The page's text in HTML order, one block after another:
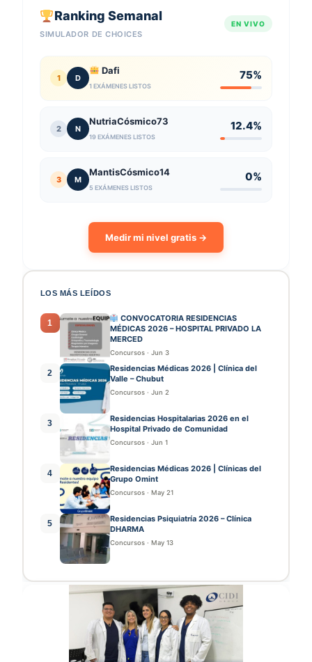
Ranking Semanal
SIMULADOR DE CHOICES
EN VIVO
1 D
Dafi
1 EXÁMENES LISTOS
75%
2 N
NutriaCósmico73
19 EXÁMENES LISTOS
12.4%
3 M
MantisCósmico14
5 EXÁMENES LISTOS
0%
Medir mi nivel gratis →
LOS MÁS LEÍDOS
1
CONVOCATORIA RESIDENCIAS
MÉDICAS 2026 – HOSPITAL PRIVADO LA
MERCED
Concursos · Jun 3
2
Residencias Médicas 2026 | Clínica del
Valle – Chubut
Concursos · Jun 2
3
Residencias Hospitalarias 2026 en el
Hospital Privado de Comunidad
Concursos · Jun 1
4
Residencias Médicas 2026 | Clínicas del
Grupo Omint
Concursos · May 21
5
Residencias Psiquiatría 2026 – Clínica
DHARMA
Concursos · May 13